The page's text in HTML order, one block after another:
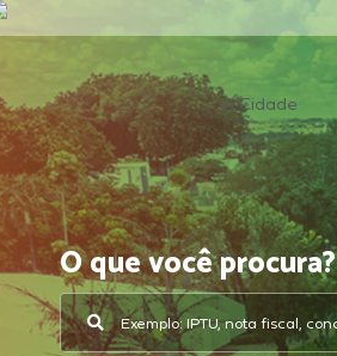
A Cidade
O que você procura?